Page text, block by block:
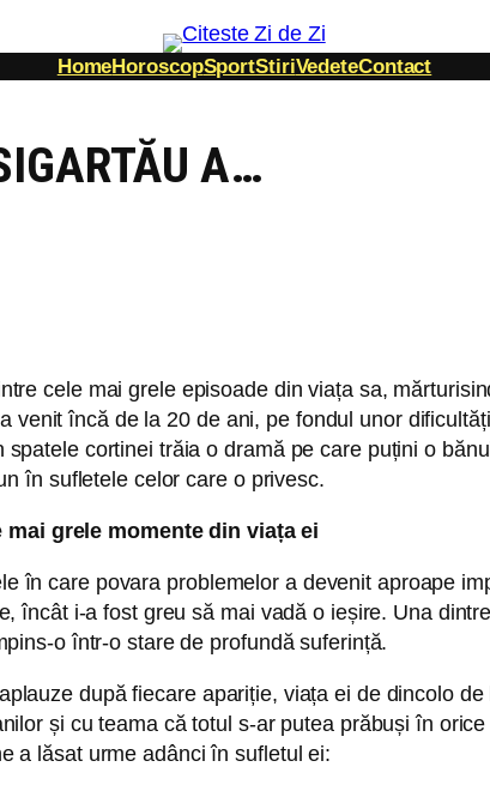
HomeHoroscopSportStiriVedeteContact
A…
cele mai grele episoade din viața sa,
venit încă de la 20 de ani, pe fondul unor
cortinei trăia o dramă pe care puțini o
în sufletele celor care o privesc.
grele momente din viața ei
în care povara problemelor a devenit aproape
încât i-a fost greu să mai vadă o ieșire. Una
o într-o stare de profundă suferință.
după fiecare apariție, viața ei de dincolo
și cu teama că totul s-ar putea prăbuși în
a lăsat urme adânci în sufletul ei: